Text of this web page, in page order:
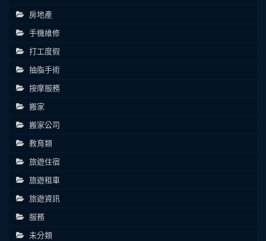
房地產
手機維修
打工度假
抽脂手術
按摩服務
搬家
搬家公司
教育類
旅遊住宿
旅遊租車
旅遊資訊
服務
未分類